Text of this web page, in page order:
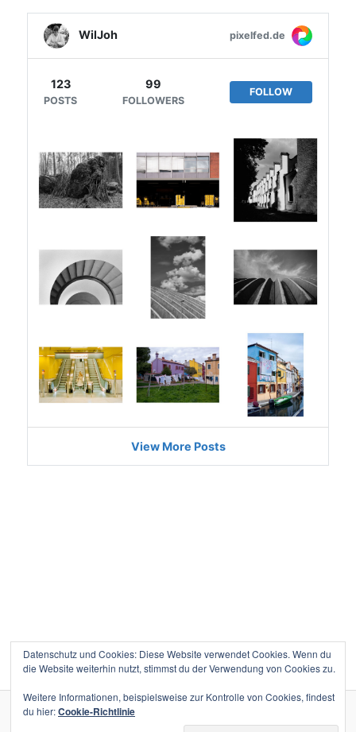
Datenschutz Stolz präsentiert von WordPress
Datenschutz und Cookies: Diese Website verwendet Cookies. Wenn du
die Website weiterhin nutzt, stimmst du der Verwendung von Cookies zu.
Weitere Informationen, beispielsweise zur Kontrolle von Cookies, findest
du hier:Cookie-Richtlinie